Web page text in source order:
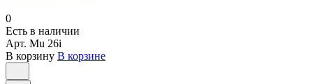
0
Есть в наличии
Арт. Mu 26i
В корзину В корзине